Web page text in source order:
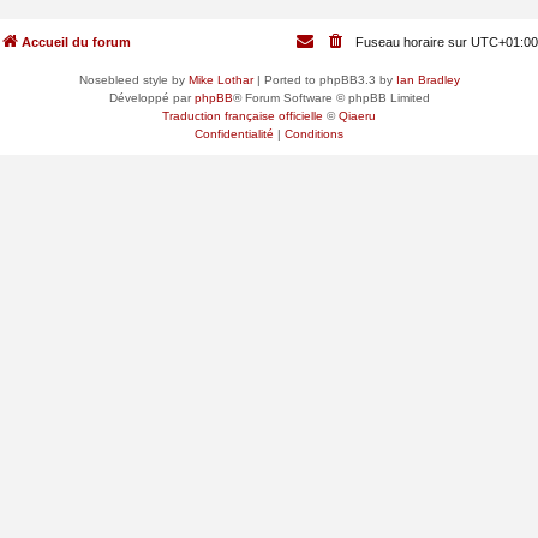
Accueil du forum Fuseau horaire sur UTC+01:00
Nosebleed style by Mike Lothar| Ported to phpBB3.3 by Ian Bradley
Développé parphpBB® Forum Software © phpBB Limited
Traduction française officielle ©Qiaeru
Confidentialité | Conditions